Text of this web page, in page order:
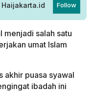
Follow
menjadi salah satu
umat Islam
akhir puasa syawal
ibadah ini